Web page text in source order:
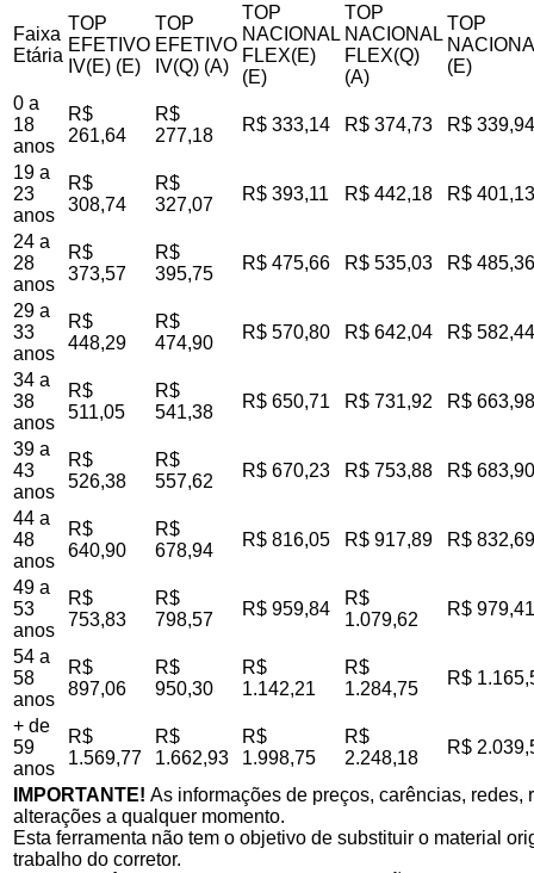
Faixa
Etária
TOP
EFETIVO
IV(E) (E)
TOP
EFETIVO
IV(Q) (A)
TOP
NACIONAL
FLEX(E)
(E)
TOP
NACIONAL
FLEX(Q)
(A)
TOP
(E)
0 a
18
anos
R$
261,64
R$
277,18
R$ 333,14 R$ 374,73 R$ 339,94
19 a
23
anos
R$
308,74
R$
327,07
R$ 393,11 R$ 442,18 R$ 401,13
24 a
28
anos
R$
373,57
R$
395,75
R$ 475,66 R$ 535,03 R$ 485,36
29 a
33
anos
R$
448,29
R$
474,90
R$ 570,80 R$ 642,04 R$ 582,44
34 a
38
anos
R$
511,05
R$
541,38
R$ 650,71 R$ 731,92 R$ 663,98
39 a
43
anos
R$
526,38
R$
557,62
R$ 670,23 R$ 753,88 R$ 683,90
44 a
48
anos
R$
640,90
R$
678,94
R$ 816,05 R$ 917,89 R$ 832,69
49 a
53
anos
R$
753,83
R$
798,57
R$ 959,84
R$
1.079,62
R$ 979,41
54 a
58
anos
R$
897,06
R$
950,30
R$
1.142,21
R$
1.284,75
R$
+ de
59
anos
R$
1.569,77
R$
1.662,93
R$
1.998,75
R$
2.248,18
R$
IMPORTANTE! As informações de preços, carências,
alterações a qualquer momento.
Esta ferramenta não tem o objetivo de substituir o material
trabalho do corretor.